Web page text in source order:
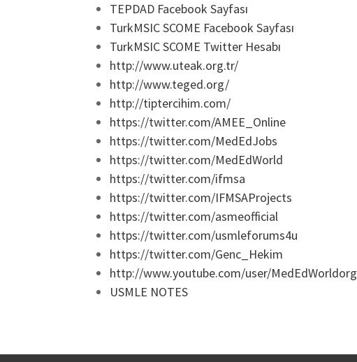
TEPDAD Facebook Sayfası
TurkMSIC SCOME Facebook Sayfası
TurkMSIC SCOME Twitter Hesabı
http://www.uteak.org.tr/
http://www.teged.org/
http://tiptercihim.com/
https://twitter.com/AMEE_Online
https://twitter.com/MedEdJobs
https://twitter.com/MedEdWorld
https://twitter.com/ifmsa
https://twitter.com/IFMSAProjects
https://twitter.com/asmeofficial
https://twitter.com/usmleforums4u
https://twitter.com/Genc_Hekim
http://www.youtube.com/user/MedEdWorldorg
USMLE NOTES